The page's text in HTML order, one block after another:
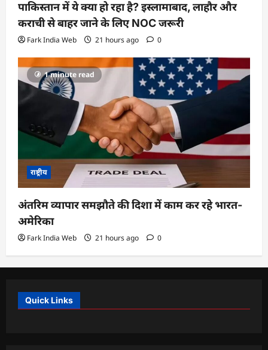
पाकिस्तान में ये क्या हो रहा है? इस्लामाबाद, लाहौर और
कराची से बाहर जाने के लिए NOC जरूरी
Fark India Web 21 hours ago 0
1 minute read
राष्ट्रीय
अंतरिम व्यापार समझौते की दिशा में काम कर रहे भारत-
अमेरिका
Fark India Web 21 hours ago 0
Quick Links